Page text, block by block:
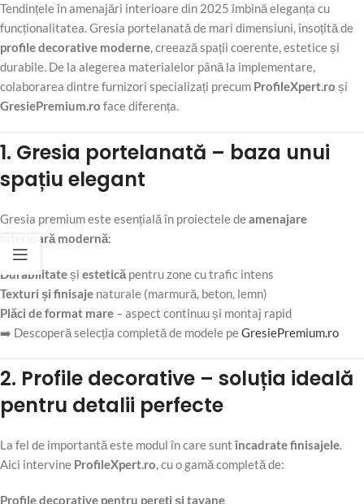
Tendințele în amenajări interioare din 2025 îmbină eleganța cu
funcționalitatea. Gresia portelanată de mari dimensiuni, însoțită de
profile decorative moderne, creează spații coerente, estetice și
durabile. De la alegerea materialelor până la implementare,
colaborarea dintre furnizori specializați precum ProfileXpert.ro și
GresiePremium.ro face diferența.
1. Gresia portelanată – baza unui
spațiu elegant
Gresia premium este esențială în proiectele deamenajare
interioară modernă:
Durabilitateși estetică pentru zone cu trafic intens
Texturi și finisaje naturale (marmură, beton, lemn)
Plăci de format mare – aspect continuu și montaj rapid
➡️ Descoperă selecția completă de modele peGresiePremium.ro
2. Profile decorative – soluția ideală
pentru detalii perfecte
La fel de importantă este modul în care sunt încadrate finisajele.
Aici intervine ProfileXpert.ro, cu o gamă completă de:
Profile decorative pentru pereți și tavane